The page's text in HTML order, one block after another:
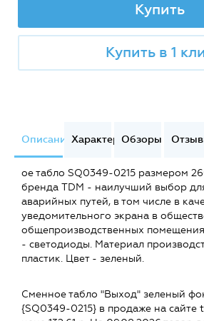
Купить
Купить в 1
ОписаниеХарактеристики
Обзоры
ое табло SQ0349-0215 размером
бренда TDM - наилучший выбор
аварийных путей, в том числе в
уведомительного экрана в
общепроизводственных
- светодиоды. Материал
пластик. Цвет - зеленый.
Сменное табло "Выход" зеленый
{SQ0349-0215} в продаже на сайте